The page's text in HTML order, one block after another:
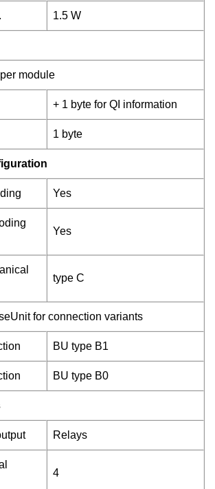
1.5 W
module
+ 1 byte for QI information
1 byte
Yes
Yes
type C
for connection variants
BU type B1
BU type B0
Relays
4